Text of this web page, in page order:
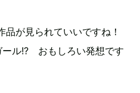
品が見られていいですね！
ル!? おもしろい発想です